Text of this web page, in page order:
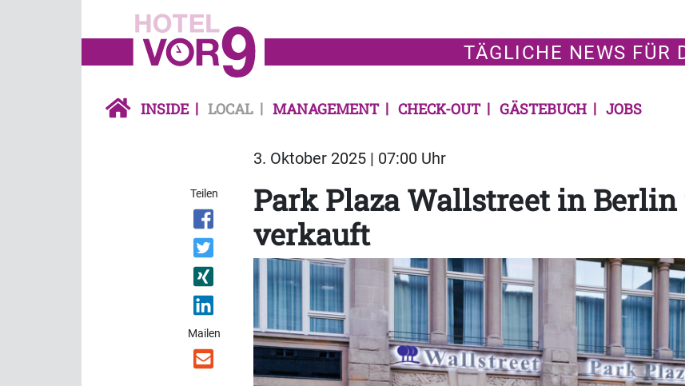
TÄGLICHE NEWS FÜR
INSIDE LOCAL MANAGEMENT CHECK-OUT GÄSTEBUCH JOBS
3. Oktober 2025 | 07:00 Uhr
Teilen
Mailen
Park Plaza Wallstreet in
verkauft